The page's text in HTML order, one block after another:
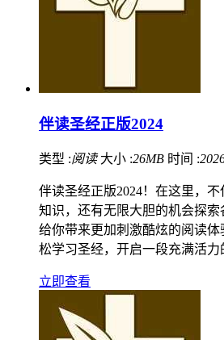
伴读圣经正版2024
类型 :阅读 大小 :26MB 时间 :
伴读圣经正版2024！在这里，
知识，还有无限大胆的机会探索
给你带来更加刺激酷炫的阅读
松学习圣经，开启一段充满活力
立即查看